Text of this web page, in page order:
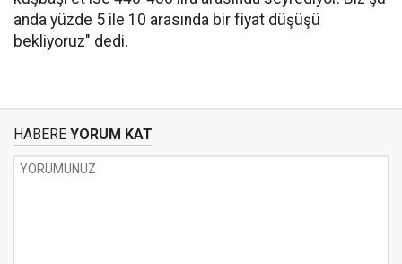
anda yüzde 5 ile 10 arasında bir fiyat düşüşü
bekliyoruz" dedi.
HABERE YORUM KAT